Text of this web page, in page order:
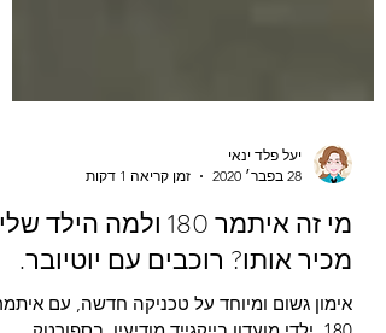
28 בפבר׳ 2020
זמן קריאה 1 דקות